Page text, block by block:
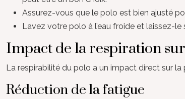
Assurez-vous que le polo est bien ajusté
Lavez votre polo à l’eau froide et laissez-le
Impact de la respiration
La respirabilité du polo a un impact direct sur
Réduction de la fatigue